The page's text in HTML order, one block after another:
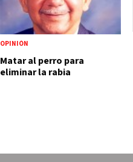
OPINIÓN
Matar al perro para
eliminar la rabia